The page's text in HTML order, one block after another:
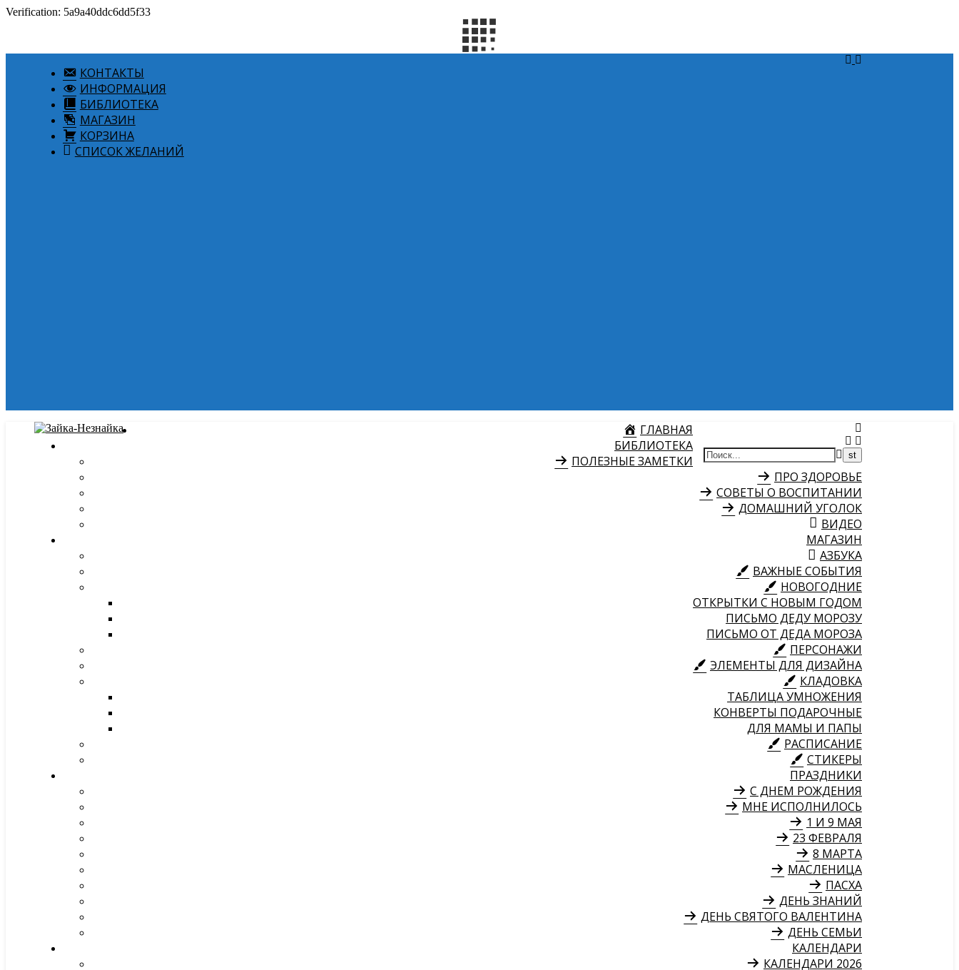
Verification: 5a9a40ddc6dd5f33
КОНТАКТЫ
ИНФОРМАЦИЯ
БИБЛИОТЕКА
МАГАЗИН
КОРЗИНА
СПИСОК ЖЕЛАНИЙ
ГЛАВНАЯ
БИБЛИОТЕКА
ПОЛЕЗНЫЕ ЗАМЕТКИ
ПРО ЗДОРОВЬЕ
СОВЕТЫ О ВОСПИТАНИИ
ДОМАШНИЙ УГОЛОК
ВИДЕО
МАГАЗИН
АЗБУКА
ВАЖНЫЕ СОБЫТИЯ
НОВОГОДНИЕ
ОТКРЫТКИ С НОВЫМ ГОДОМ
ПИСЬМО ДЕДУ МОРОЗУ
ПИСЬМО ОТ ДЕДА МОРОЗА
ПЕРСОНАЖИ
ЭЛЕМЕНТЫ ДЛЯ ДИЗАЙНА
КЛАДОВКА
ТАБЛИЦА УМНОЖЕНИЯ
КОНВЕРТЫ ПОДАРОЧНЫЕ
ДЛЯ МАМЫ И ПАПЫ
РАСПИСАНИЕ
СТИКЕРЫ
ПРАЗДНИКИ
С ДНЕМ РОЖДЕНИЯ
МНЕ ИСПОЛНИЛОСЬ
1 И 9 МАЯ
23 ФЕВРАЛЯ
8 МАРТА
МАСЛЕНИЦА
ПАСХА
ДЕНЬ ЗНАНИЙ
ДЕНЬ СВЯТОГО ВАЛЕНТИНА
ДЕНЬ СЕМЬИ
КАЛЕНДАРИ
КАЛЕНДАРИ 2026